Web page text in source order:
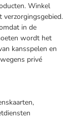
Winkel
verzorgingsgebied.
in de
wordt het
kansspelen en
privé